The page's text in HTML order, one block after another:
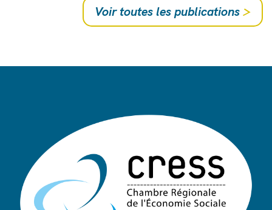
Voir toutes les publications >